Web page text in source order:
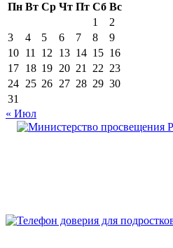
Пн Вт Ср Чт Пт Сб Вс
1
2
3
4 5 6 7 8
9
10 11 12 13 14 15 16
17 18 19 20 21 22 23
24 25 26 27 28 29 30
31
« Июл